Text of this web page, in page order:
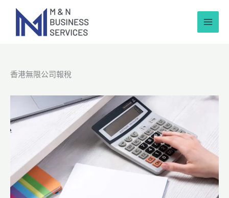
香港無限公司報稅